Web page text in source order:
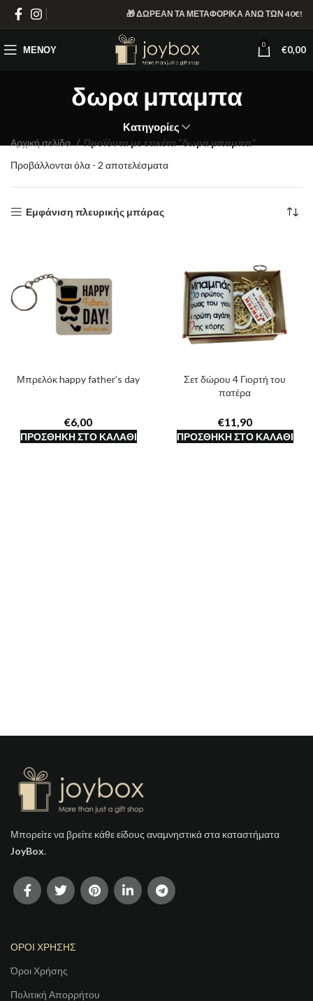
🎁 ΔΩΡΕΑΝ ΤΑ ΜΕΤΑΦΟΡΙΚΑ ΑΝΩ ΤΩΝ 40€!
ΜΕΝΟΎ 0 €0,00
δωρα μπαμπα
Κατηγορίες
Αρχική σελίδα
Προϊόντα με ετικέτα “δωρα μπαμπα”
Προβάλλονται όλα - 2 αποτελέσματαSorted
Εμφάνιση πλευρικής μπάρας
Μπρελόκ happy father’s day
€
ΠΡΟΣΘΉΚΗ ΣΤΟ ΚΑΛΆΘΙ
Σετ δώρου 4 Γιορτή του
πατέρα
€
ΠΡΟΣΘΉΚΗ ΣΤΟ ΚΑΛΆΘΙ
Μπορείτε να βρείτε κάθε είδους αναμνηστικά στα καταστήματα
JoyBox.
ΟΡΟΙ ΧΡΗΣΗΣ
Όροι Χρήσης
Πολιτική Απορρήτου